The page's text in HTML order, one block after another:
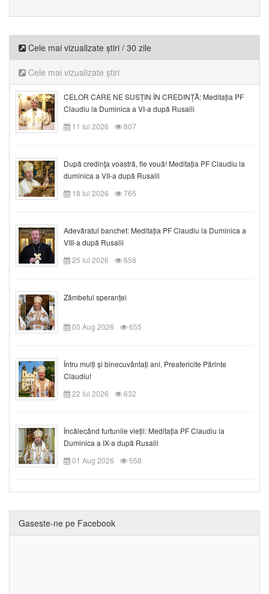
Cele mai vizualizate știri / 30 zile
Cele mai vizualizate știri
CELOR CARE NE SUSȚIN ÎN CREDINȚĂ: Meditația PF
Claudiu la Duminica a VI-a după Rusalii
11 Iul 2026
807
După credinţa voastră, fie vouă! Meditația PF Claudiu la
duminica a VII-a după Rusalii
18 Iul 2026
765
Adevăratul banchet: Meditația PF Claudiu la Duminica a
VIII-a după Rusalii
25 Iul 2026
658
Zâmbetul speranței
05 Aug 2026 655
Întru mulți și binecuvântați ani, Preafericite Părinte
Claudiu!
22 Iul 2026
632
Încălecând furtunile vieții: Meditația PF Claudiu la
Duminica a IX-a după Rusalii
01 Aug 2026
558
Gaseste-ne pe Facebook